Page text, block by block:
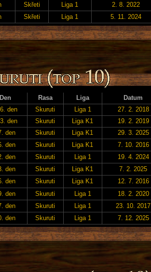
Skřeti Liga 1 2. 8. 2022
Skřeti Liga 1 5. 11. 2024
Den Rasa Liga Datum
den Skuruti Liga 1 27. 2. 2018
den Skuruti Liga K1 19. 2. 2019
den Skuruti Liga K1 29. 3. 2025
den Skuruti Liga K1 7. 10. 2016
den Skuruti Liga 1 19. 4. 2024
den Skuruti Liga K1 7. 2. 2025
den Skuruti Liga K1 12. 7. 2016
den Skuruti Liga 1 18. 2. 2020
den Skuruti Liga 1 23. 10. 2017
den Skuruti Liga 1 7. 12. 2025